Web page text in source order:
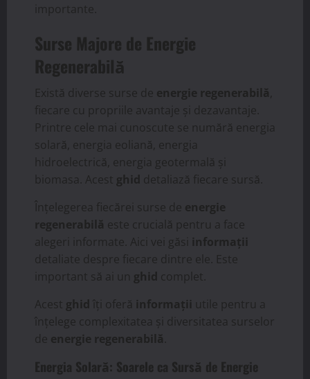
importante.
Surse Majore de Energie
Regenerabilă
Există diverse surse de energie regenerabilă
fiecare cu propriile avantaje și dezavantaje.
Printre cele mai cunoscute se numără energia
solară, energia eoliană, energia
hidroelectrică, energia geotermală și
biomasa. Acest ghid detaliază fiecare sursă.
Înțelegerea fiecărei surse de energie
regenerabilă este crucială pentru a face
alegeri informate. Aici vei găsi informații
detaliate despre fiecare dintre ele. Este
important să ai un ghid complet.
Acest ghid îți oferă informații utile pentru a
înțelege complexitatea și diversitatea surselor
de energie regenerabilă
Energia Solară: Soarele ca Sursă de Energie